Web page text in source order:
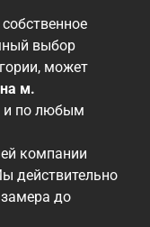
выбор
может
м.
и по любым
компании
действительно
до